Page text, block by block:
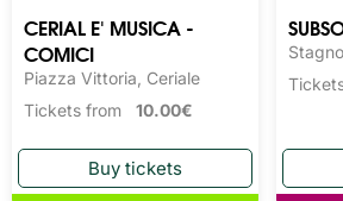
CERIAL E' MUSICA -
COMICI
Piazza Vittoria, Ceriale
Tickets from 10.00€